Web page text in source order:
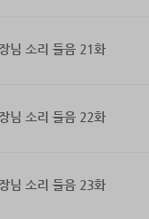
님 소리 들음 21화
님 소리 들음 22화
님 소리 들음 23화